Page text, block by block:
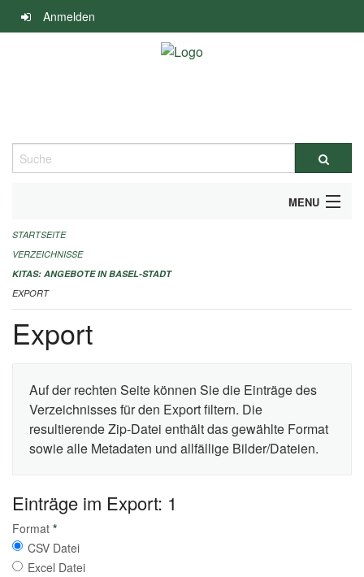
Navigation
überspringen
Anmelden
Suche
MENU
ALLGEMEINE INFORMATIONEN
IMPRESSUM
STARTSEITE
VERZEICHNISSE
KITAS: ANGEBOTE IN BASEL-STADT
EXPORT
Export
Auf der rechten Seite können Sie die Einträge des
Verzeichnisses für den Export filtern. Die
resultierende Zip-Datei enthält das gewählte Format
sowie alle Metadaten und allfällige Bilder/Dateien.
Einträge im Export: 1
Format *
CSV Datei
Excel Datei